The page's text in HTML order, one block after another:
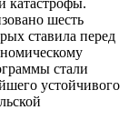
катастрофы.
шесть
ставила перед
стали
устойчивого